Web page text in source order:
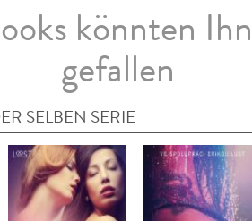
könnten
gefallen
SELBEN SERIE